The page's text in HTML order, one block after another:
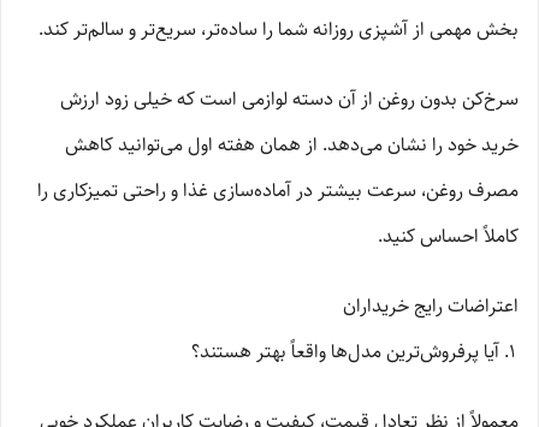
بخش مهمی از آشپزی روزانه شما را ساده‌تر، سریع‌تر و سالم‌تر کند.
سرخ‌کن بدون روغن از آن دسته لوازمی است که خیلی زود ارزش
خرید خود را نشان می‌دهد. از همان هفته اول می‌توانید کاهش
مصرف روغن، سرعت بیشتر در آماده‌سازی غذا و راحتی تمیزکاری را
کاملاً احساس کنید.
اعتراضات رایج خریداران
آیا پرفروش‌ترین مدل‌ها واقعاً بهتر هستند؟